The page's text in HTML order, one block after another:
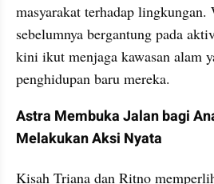
masyarakat terhadap lingkungan.
sebelumnya bergantung pada
kini ikut menjaga kawasan alam
penghidupan baru mereka.
Astra Membuka Jalan bagi
Melakukan Aksi Nyata
Kisah Triana dan Ritno